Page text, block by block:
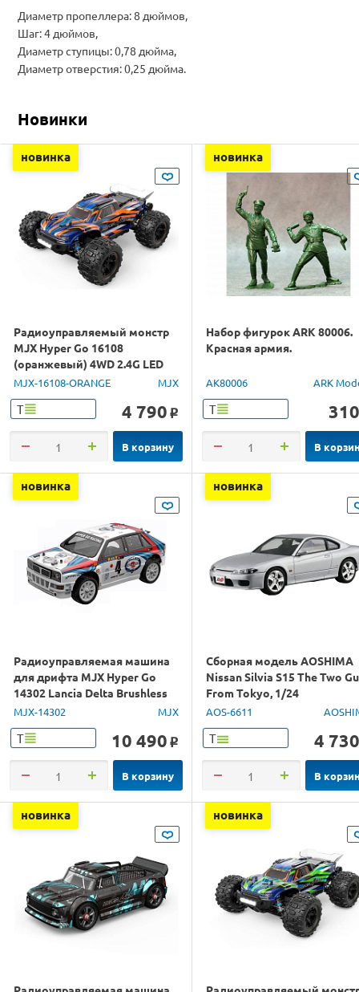
Диаметр пропеллера: 8 дюймов,
Шаг: 4 дюймов,
Диаметр ступицы: 0,78 дюйма,
Диаметр отверстия: 0,25 дюйма.
Новинки
новинка
Радиоуправляемый монстр
MJX Hyper Go 16108
(оранжевый) 4WD 2.4G LED
1/16 RTR
MJX-16108-ORANGE MJX
Т 4 790 o
В корзину
новинка
Набор фигурок ARK 80006.
Красная армия.
AK80006 ARK
Т 310
В
новинка
Радиоуправляемая машина
для дрифта MJX Hyper Go
14302 Lancia Delta Brushless
4WD 2.4G LED 1/14 RTR
MJX-14302 MJX
Т 10 490 o
В корзину
новинка
Сборная модель AOSHIMA
Nissan Silvia S15 The Two
From Tokyo, 1/24
AOS-6611
Т 4 730
В
новинка новинка